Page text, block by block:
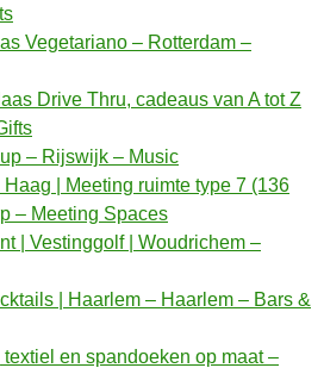
Vegetariano – Rotterdam –
Drive Thru, cadeaus van A tot Z
– Rijswijk – Music
| Meeting ruimte type 7 (136
– Meeting Spaces
| Vestinggolf | Woudrichem –
| Haarlem – Haarlem – Bars &
en spandoeken op maat –